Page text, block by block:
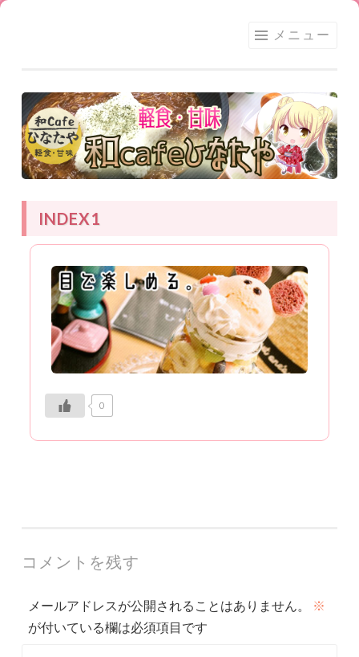
ン
ツ
へ
ス
キ
ッ
ひな
たや
メニュー
INDEX1
0
コメントを残す
メールアドレスが公開されることはありません。
※
が付いている欄は必須項目です